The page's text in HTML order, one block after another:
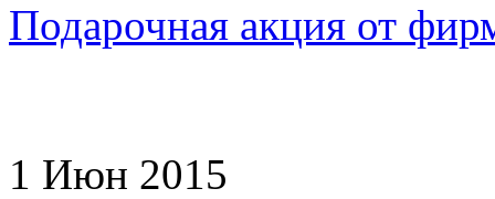
Подарочная акция от
1 Июн 2015